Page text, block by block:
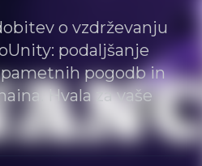
o vzdrževanju
podaljšanje
pogodb in
Hvala za vaše